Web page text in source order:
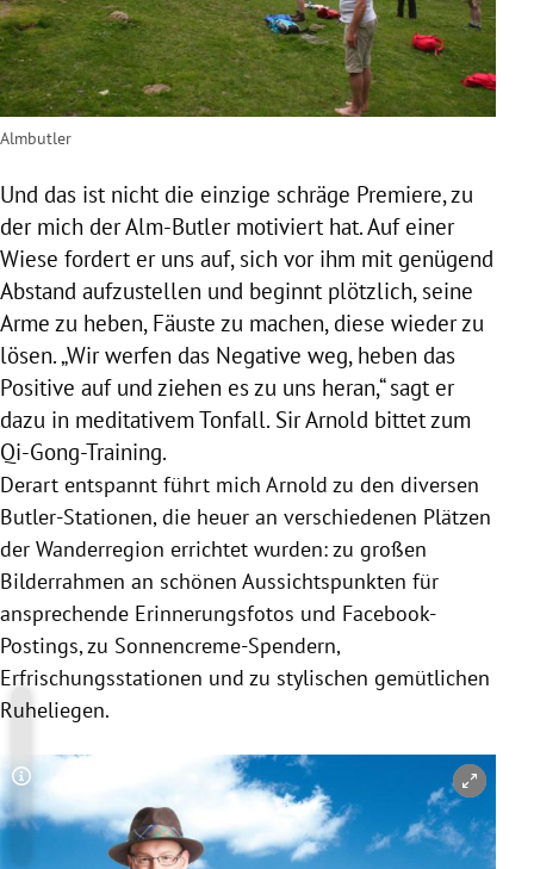
Almbutler
Und das ist nicht die einzige schräge Premiere, zu
der mich der Alm-Butler motiviert hat. Auf einer
Wiese fordert er uns auf, sich vor ihm mit genügend
Abstand aufzustellen und beginnt plötzlich, seine
Arme zu heben, Fäuste zu machen, diese wieder zu
lösen. „Wir werfen das Negative weg, heben das
Positive auf und ziehen es zu uns heran,“ sagt er
dazu in meditativem Tonfall. Sir Arnold bittet zum
Qi-Gong-Training.
Derart entspannt führt mich Arnold zu den diversen
Butler-Stationen, die heuer an verschiedenen Plätzen
der Wanderregion errichtet wurden: zu großen
Bilderrahmen an schönen Aussichtspunkten für
ansprechende Erinnerungsfotos und Facebook-
Postings, zu Sonnencreme-Spendern,
Erfrischungsstationen und zu stylischen gemütlichen
Ruheliegen.
Copyright-Hinweis öffnen/schließen